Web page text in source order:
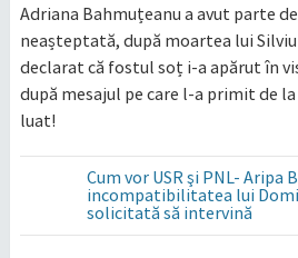
Adriana Bahmuțeanu a avut parte
neașteptată, după moartea lui
declarat că fostul soț i-a apărut în
după mesajul pe care l-a primit de
luat!
Cum vor USR şi PNL- Aripa
incompatibilitatea lui
solicitată să intervină